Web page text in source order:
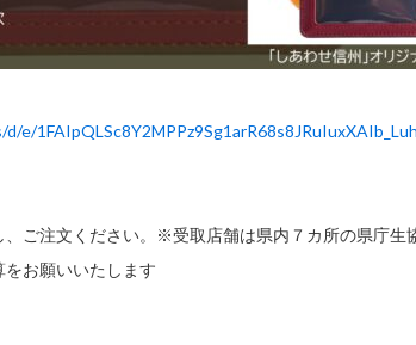
e/
、ご注文ください。※受取店舗は県内７カ所の県庁生
をお願いいたします